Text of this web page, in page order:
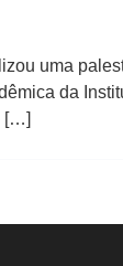
uma
da
[…]